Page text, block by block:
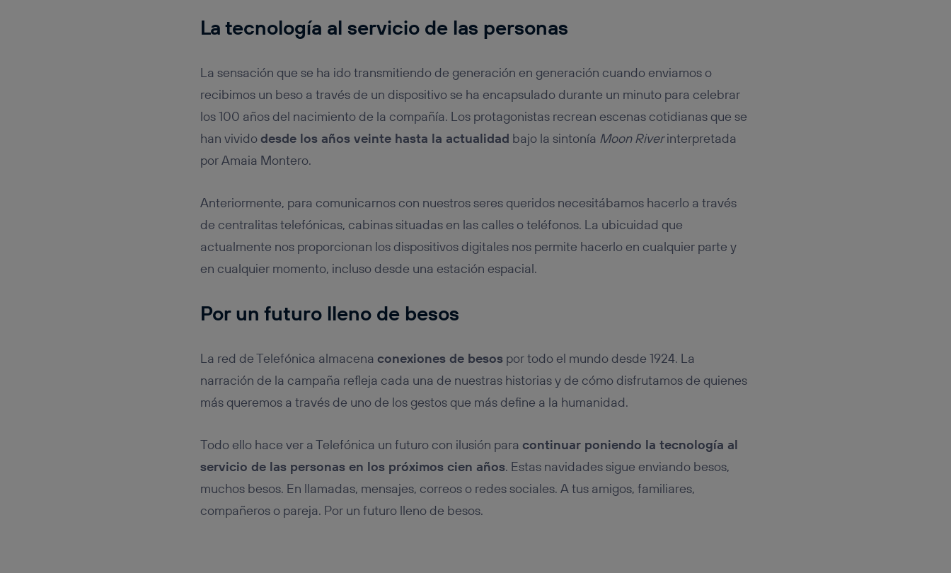
La tecnología al servicio de las personas
La sensación que se ha ido transmitiendo de generación en generación cuando enviamos o
recibimos un beso a través de un dispositivo se ha encapsulado durante un minuto para celebrar
los 100 años del nacimiento de la compañía. Los protagonistas recrean escenas cotidianas que se
han vividodesde los años veinte hasta la actualidad bajo la sintonía Moon Riverinterpretada
por Amaia Montero.
Anteriormente, para comunicarnos con nuestros seres queridos necesitábamos hacerlo a través
de centralitas telefónicas, cabinas situadas en las calles o teléfonos. La ubicuidad que
actualmente nos proporcionan los dispositivos digitales nos permite hacerlo en cualquier parte y
en cualquier momento, incluso desde una estación espacial.
Por un futuro lleno de besos
La red de Telefónica almacena conexiones de besospor todo el mundo desde 1924. La
narración de la campaña refleja cada una de nuestras historias y de cómo disfrutamos de quienes
más queremos a través de uno de los gestos que más define a la humanidad.
Todo ello hace ver a Telefónica un futuro con ilusión para continuar poniendo la tecnología al
servicio de las personas en los próximos cien años. Estas navidades sigue enviando besos,
muchos besos. En llamadas, mensajes, correos o redes sociales. A tus amigos, familiares,
compañeros o pareja. Por un futuro lleno de besos.